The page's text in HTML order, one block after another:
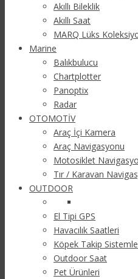
Akıllı Bileklik
Akıllı Saat
MARQ Lüks
Marine
Balıkbulucu
Chartplotter
Panoptix
Radar
OTOMOTİV
Araç İçi Kamera
Araç Navigasyonu
Motosiklet
Tır / Karavan
OUTDOOR
El Tipi GPS
Havacılık Saatleri
Köpek Takip
Outdoor Saat
Pet Ürünleri